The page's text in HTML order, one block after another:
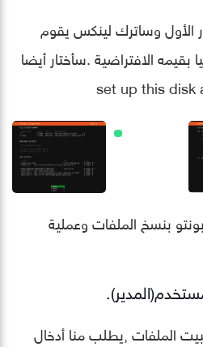
الأول وساترك لينكس يقوم
بقيمه الافتراضية .سأختار أيضا
بنسخ الملفات وعملية
الملفات ,يطلب منا أدخال